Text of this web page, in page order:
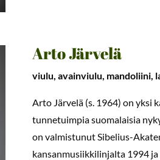
Arto Järvelä
viulu, avainviulu, mandoliini,
Arto Järvelä (s. 1964) on yksi
tunnetuimpia suomalaisia
on valmistunut Sibelius-
kansanmusiikkilinjalta 1994